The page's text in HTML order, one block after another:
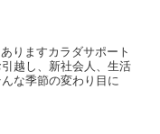
りますカラダサポート
越し、新社会人、生活
な季節の変わり目に